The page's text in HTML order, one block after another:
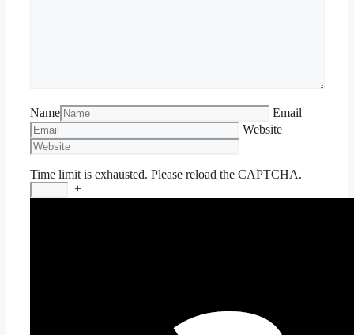
Name
Email
Website
Time limit is exhausted. Please reload the CAPTCHA.
+